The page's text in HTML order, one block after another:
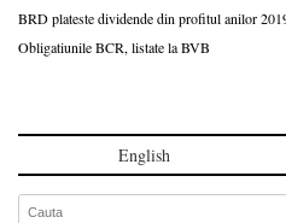
BRD plateste dividende din profitul anilor
Obligatiunile BCR, listate la BVB
English